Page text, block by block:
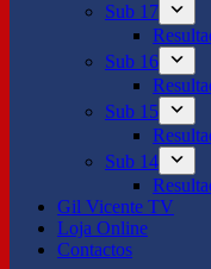
Sub 17
Sub 16
Sub 15
Sub 14
Gil Vicente TV
Loja Online
Contactos